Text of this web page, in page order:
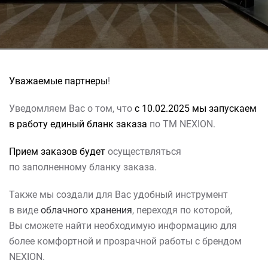
Уважаемые партнеры!
Уведомляем Вас о том, что с 10.02.2025 мы запускаем
в работу единый бланк заказа по ТМ NEXION.
Прием заказов будет осуществляться
по заполненному бланку заказа.
Также мы создали для Вас удобный инструмент
в виде облачного хранения, переходя по которой,
Вы сможете найти необходимую информацию для
более комфортной и прозрачной работы с брендом
NEXION.